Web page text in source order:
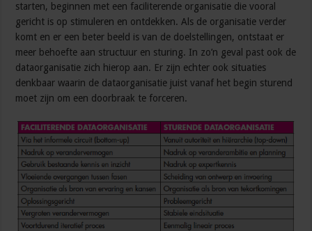
starten, beginnen met een faciliterende organisatie die vooral
gericht is op stimuleren en ontdekken. Als de organisatie verder
komt en er een beter beeld is van de doelstellingen, ontstaat er
meer behoefte aan structuur en sturing. In zo’n geval past ook de
dataorganisatie zich hierop aan. Er zijn echter ook situaties
denkbaar waarin de dataorganisatie juist vanaf het begin sturend
moet zijn om een doorbraak te forceren.